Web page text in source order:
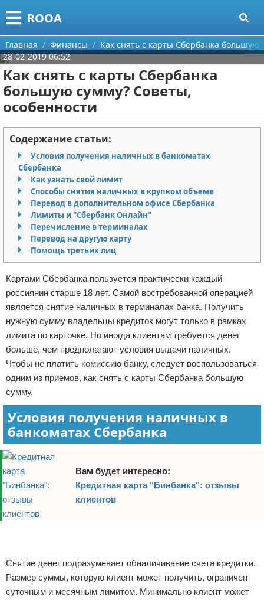
ROOA
Меню
Главная
Категории
Рукоделие
Программирование
Бизнес
Красота
Мода
Отношения
Самосовершенствование
Финансы
Поиск
О проекте
Контакты
Сотрудничество
Размещение рекламы
Для правообладателей
Условия предоставления информации
Отказ от ответственности
Главная Финансы
Как снять с карты Сбербанка большую
28-02-2019 06:52
Как снять с карты Сбербанка
большую сумму? Советы,
особенности
Содержание статьи:
Условия получения наличных в банкоматах
Сбербанка
Как узнать свой лимит
Способы снятия наличных в крупном объеме
Перевод в дополнительном офисе Сбербанка
Лимиты и "Сбербанк Онлайн"
Перечисление в терминалах
Перевод на другую карту
Помощь третьих лиц
Картами Сбербанка пользуется практически каждый
россиянин старше 18 лет. Самой востребованной операцией
является снятие наличных в терминалах банка. Получить
нужную сумму владельцы кредиток могут только в рамках
лимита по карточке. Но иногда клиентам требуется денег
больше, чем предполагают условия выдачи наличных.
Чтобы не платить комиссию банку, следует воспользоваться
одним из приемов, как снять с карты Сбербанка большую
сумму.
Условия получения наличных в
банкоматах Сбербанка
Вам будет интересно:
Кредитная карта "Бинбанка": отзывы
клиентов
Снятие денег подразумевает обналичивание счета кредитки.
Размер суммы, которую клиент может получить, ограничен
суточным и месячным лимитом. Минимально клиент может